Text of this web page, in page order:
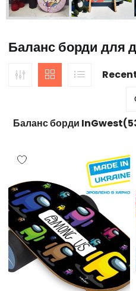
Баланс борди для
Баланс борди